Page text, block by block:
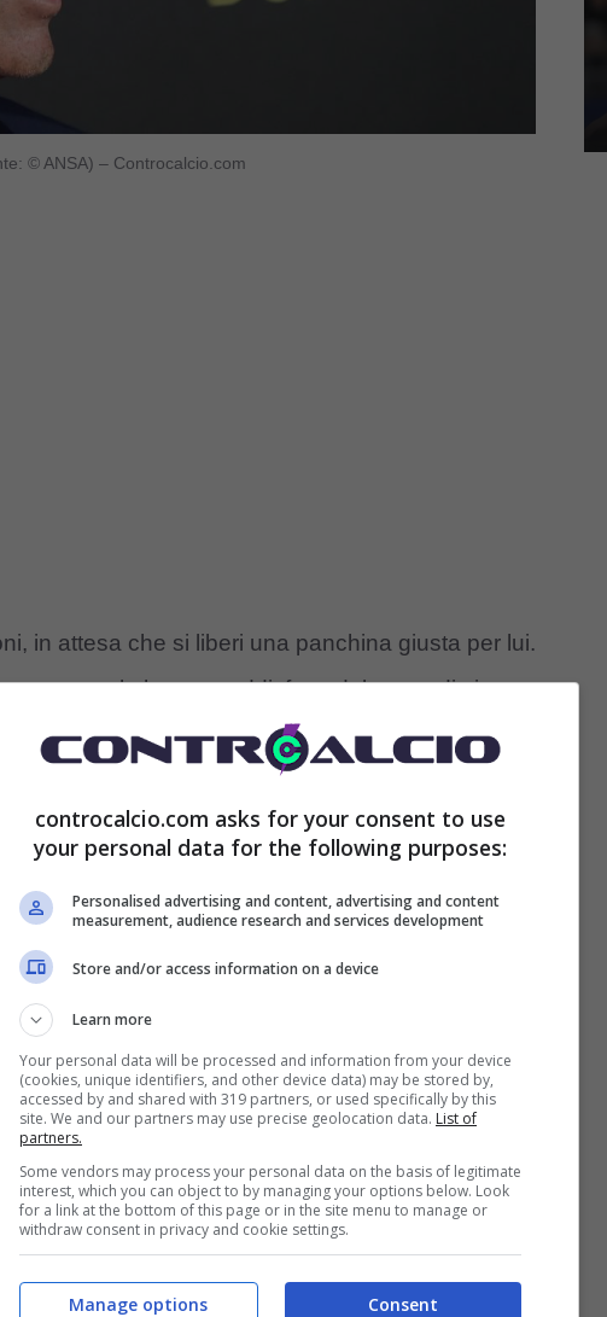
© ANSA) – Controcalcio.com
in attesa che si liberi una panchina giusta per lui.
ma non lo hanno soddisfatto dal punto di vista
attendeva. E la curiosità cresce per sapere dove
su tutte che imboccherebbe volentieri.
Deschampsin sella, confermato in extremis a
solamente ai calci di rigore in finale contro
a cui ha legato la propria avventura da
non è assolutamente delle migliori, con la
bianconeri e la difficoltà di mettere a libro paga un
Allegri .
controcalcio.com asks for your consent to use
your personal data for the following purposes:
Personalised advertising and content, advertising and content
measurement, audience research and services development
Store and/or access information on a device
Learn more
Your personal data will be processed and information from your device
(cookies, unique identifiers, and other device data) may be stored by,
accessed by and shared with 319 partners, or used specifically by this
site. We and our partners may use precise geolocation data. List of
partners.
Some vendors may process your personal data on the basis of legitimate
interest, which you can object to by managing your options below. Look
for a link at the bottom of this page or in the site menu to manage or
withdraw consent in privacy and cookie settings.
Consent
Manage options